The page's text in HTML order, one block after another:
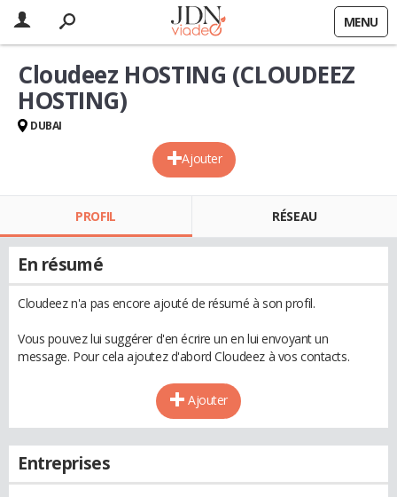
MENU
Ajouter
Cloudeez HOSTING (CLOUDEEZ
HOSTING)
DUBAI
PROFIL RÉSEAU
En résumé
Cloudeez n'a pas encore ajouté de résumé à son profil.
Vous pouvez lui suggérer d'en écrire un en lui envoyant un
message. Pour cela ajoutez d'abord Cloudeez à vos contacts.
Ajouter
Entreprises